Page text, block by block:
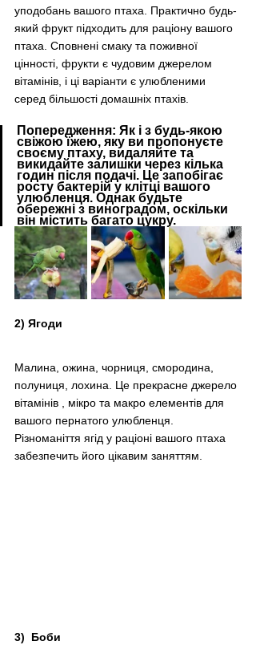
уподобань вашого птаха. Практично будь-
який фрукт підходить для раціону вашого
птаха. Сповнені смаку та поживної
цінності, фрукти є чудовим джерелом
вітамінів, і ці варіанти є улюбленими
серед більшості домашніх птахів.​
Попередження: Як і з будь-якою
свіжою їжею, яку ви пропонуєте
своєму птаху, видаляйте та
викидайте залишки через кілька
годин після подачі. Це запобігає
росту бактерій у клітці вашого
улюбленця. Однак будьте
обережні з виноградом, оскільки
він містить багато цукру.​
2) Ягоди
Малина, ожина, чорниця, смородина,
полуниця, лохина. Це прекрасне джерело
вітамінів , мікро та макро елементів для
вашого пернатого улюбленця.
Різноманіття ягід у раціоні вашого птаха
забезпечить його цікавим заняттям.
3)  Боби